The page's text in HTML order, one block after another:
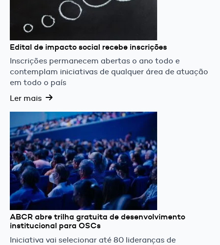
Edital de impacto social recebe inscrições
Inscrições permanecem abertas o ano todo e
contemplam iniciativas de qualquer área de atuação
em todo o país
Ler mais
ABCR abre trilha gratuita de desenvolvimento
institucional para OSCs
Iniciativa vai selecionar até 80 lideranças de